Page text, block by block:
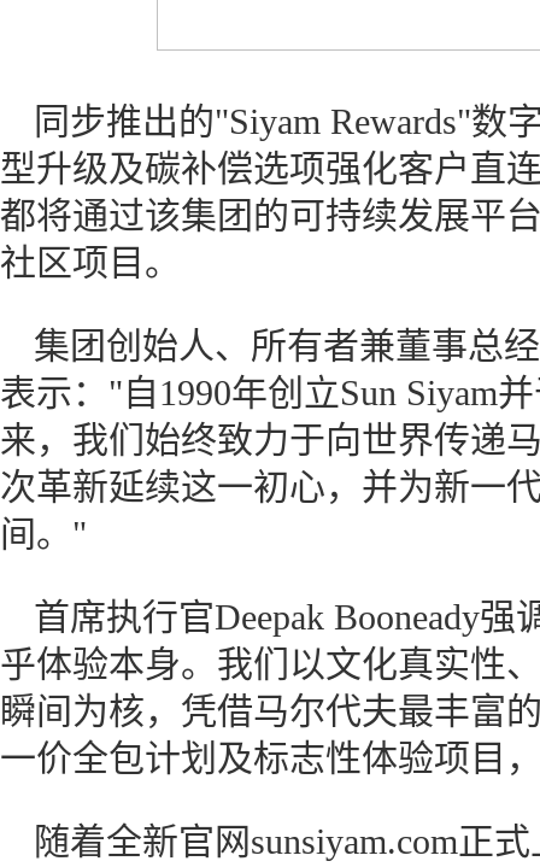
同步推出的"Siyam Rewards"
型升级及碳补偿选项强化客户直
都将通过该集团的可持续发展平
社区项目。
集团创始人、所有者兼董事总经
表示："自1990年创立Sun Siyam
来，我们始终致力于向世界传递
次革新延续这一初心，并为新一
间。"
首席执行官Deepak Booneady
乎体验本身。我们以文化真实性
瞬间为核，凭借马尔代夫最丰富
一价全包计划及标志性体验项目
随着全新官网sunsiyam.com正